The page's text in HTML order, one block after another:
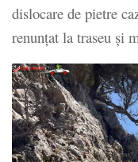
dislocare de pietre
renunțat la traseu și